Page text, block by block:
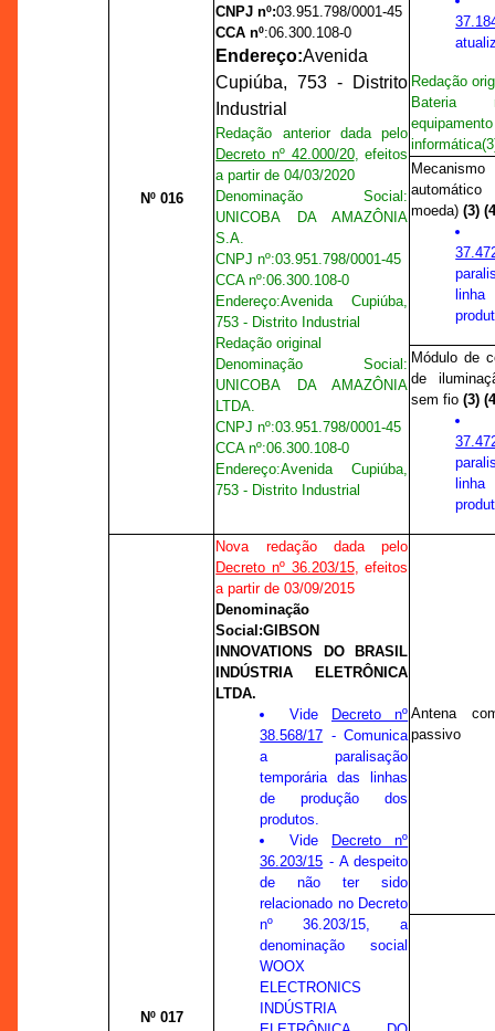
Nº 016
CNPJ nº:03.951.798/0001-45
CCA nº:06.300.108-0
Endereço:Avenida
Cupiúba, 753 - Distrito
Industrial
Redação anterior dada pelo
Decreto nº 42.000/20, efeitos
a partir de 04/03/2020
Denominação Social:
UNICOBA DA AMAZÔNIA
S.A.
CNPJ nº:03.951.798/0001-45
CCA nº:06.300.108-0
Endereço:Avenida Cupiúba,
753 - Distrito Industrial
Redação original
Denominação Social:
UNICOBA DA AMAZÔNIA
LTDA.
CNPJ nº:03.951.798/0001-45
CCA nº:06.300.108-0
Endereço:Avenida Cupiúba,
753 - Distrito Industrial
Redação
Bateria
informática
moeda)(3)
Módulo de
de
sem fio(3)
Nº 017
Nova redação dada pelo
Decreto nº 36.203/15, efeitos
a partir de 03/09/2015
Denominação
Social:GIBSON
INNOVATIONS DO BRASIL
INDÚSTRIA ELETRÔNICA
LTDA.
Vide
Decreto nº
38.568/17 - Comunica
a paralisação
temporária das linhas
de produção dos
produtos.
Vide
Decreto nº
36.203/15 - A despeito
de não ter sido
relacionado no Decreto
nº 36.203/15, a
denominação social
WOOX
ELECTRONICS
INDÚSTRIA
Antena
passivo